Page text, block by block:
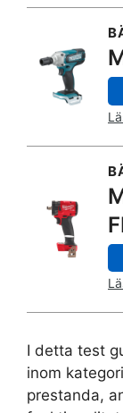
I detta test
inom
prestanda,